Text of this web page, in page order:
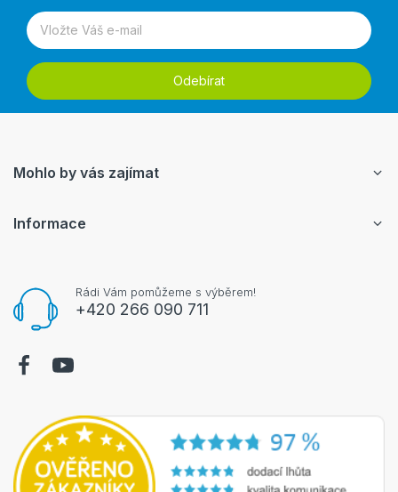
Odebírat
Rádi Vám pomůžeme s výběrem!
+420 266 090 711
Mohlo by vás zajímat
Informace